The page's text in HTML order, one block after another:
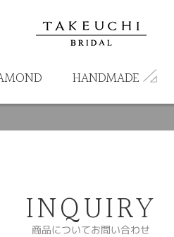
HANDMADE
INQUIRY
商品についてお問い合わせ